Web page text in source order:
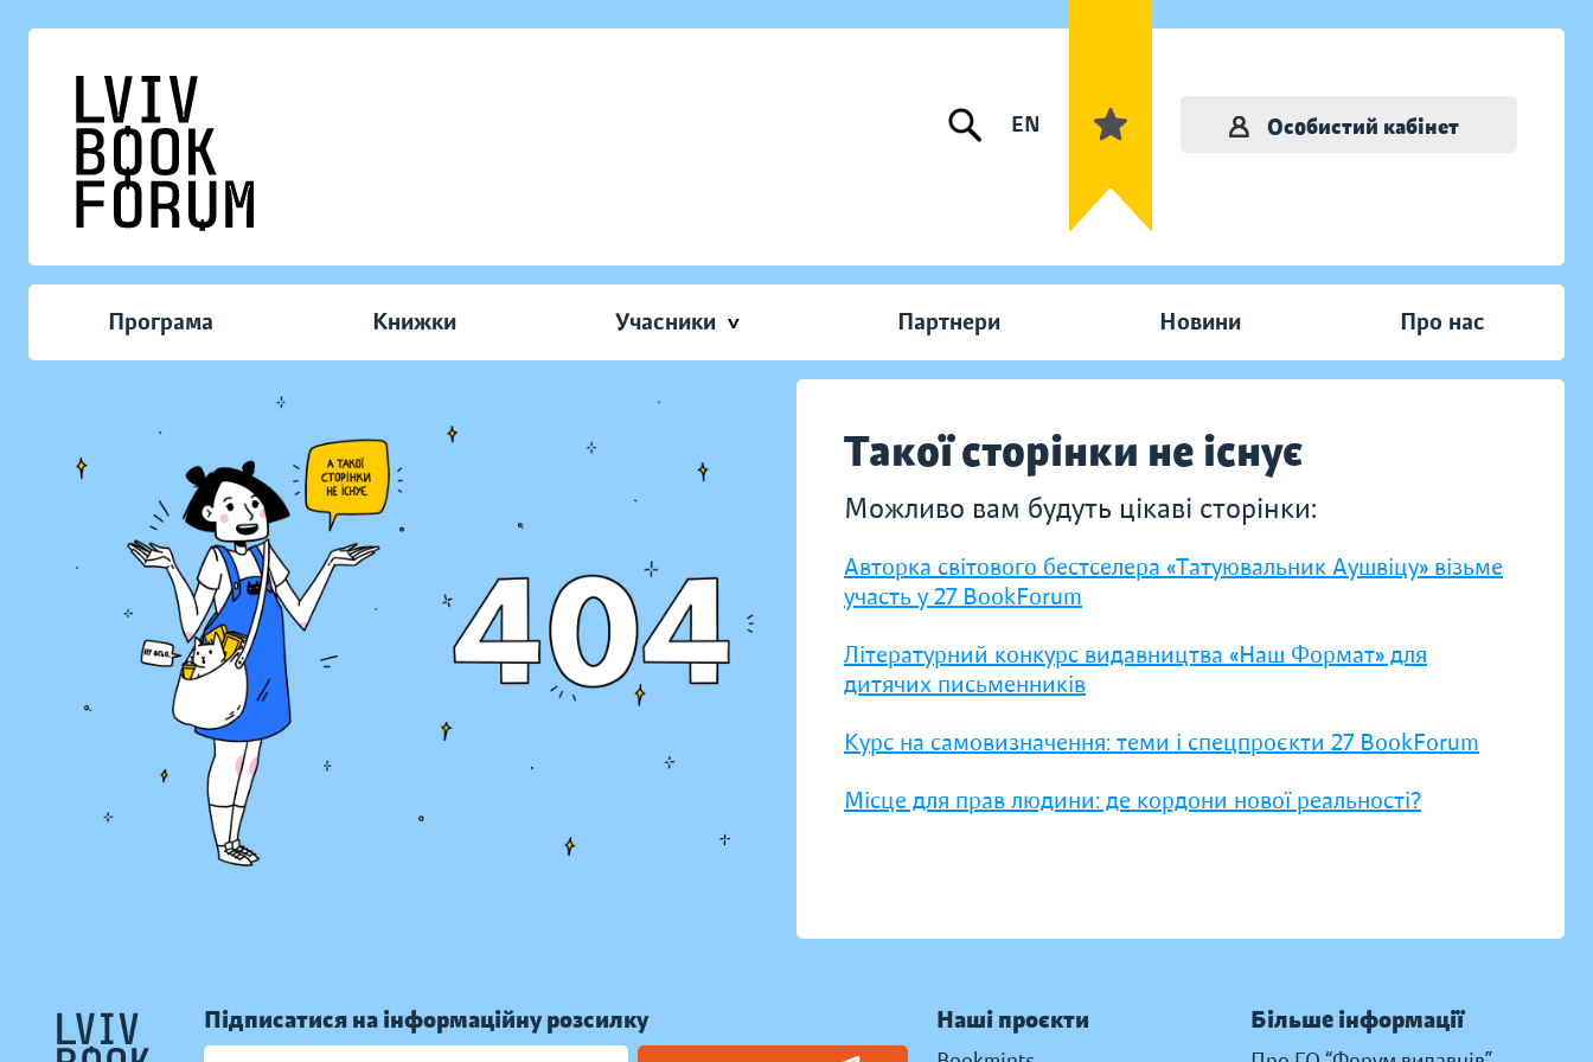
EN Особистий кабінет
Програма Книжки Учасники Партнери Новини Про нас
Такої сторінки не існує
Можливо вам будуть цікаві сторінки:
Авторка світового бестселера «Татуювальник Аушвіцу» візьме
участь у 27 BookForum
Літературний конкурс видавництва «Наш Формат» для
дитячих письменників
Курс на самовизначення: теми і спецпроєкти 27 BookForum
Місце для прав людини: де кордони нової реальності?
Підписатися на інформаційну розсилку Наші проєкти Більше інформації